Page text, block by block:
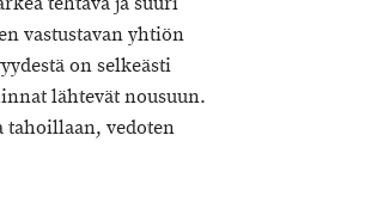
vastustavan yhtiön
on selkeästi
lähtevät nousuun.
tahoillaan, vedoten